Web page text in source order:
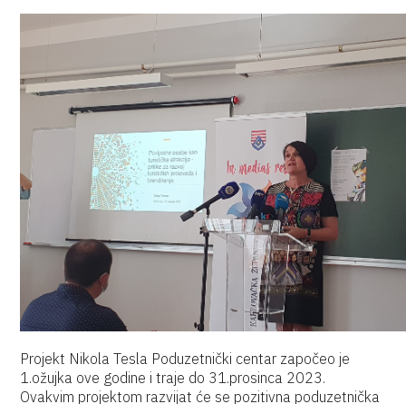
Projekt Nikola Tesla Poduzetnički centar započeo je
1.ožujka ove godine i traje do 31.prosinca 2023.
Ovakvim projektom razvijat će se pozitivna poduzetnička